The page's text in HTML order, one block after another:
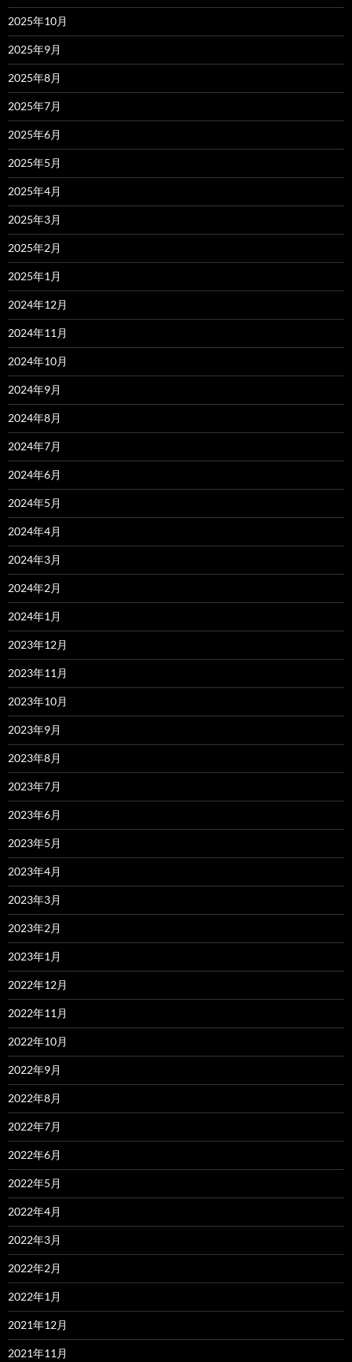
2025年10月
2025年9月
2025年8月
2025年7月
2025年6月
2025年5月
2025年4月
2025年3月
2025年2月
2025年1月
2024年12月
2024年11月
2024年10月
2024年9月
2024年8月
2024年7月
2024年6月
2024年5月
2024年4月
2024年3月
2024年2月
2024年1月
2023年12月
2023年11月
2023年10月
2023年9月
2023年8月
2023年7月
2023年6月
2023年5月
2023年4月
2023年3月
2023年2月
2023年1月
2022年12月
2022年11月
2022年10月
2022年9月
2022年8月
2022年7月
2022年6月
2022年5月
2022年4月
2022年3月
2022年2月
2022年1月
2021年12月
2021年11月